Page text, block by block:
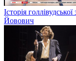
Історія
Йовович